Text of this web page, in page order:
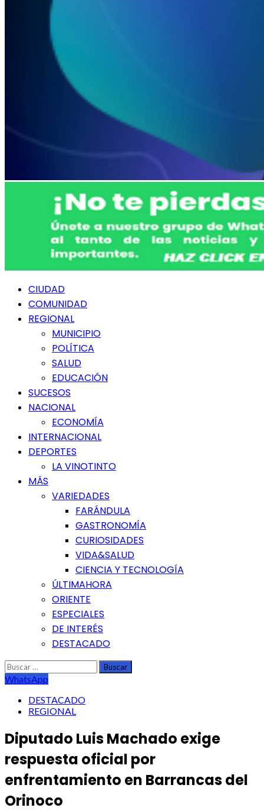
Menú
principal
CIUDAD
COMUNIDAD
REGIONAL
MUNICIPIO
POLÍTICA
SALUD
EDUCACIÓN
SUCESOS
NACIONAL
ECONOMÍA
INTERNACIONAL
DEPORTES
LA VINOTINTO
MÁS
VARIEDADES
FARÁNDULA
GASTRONOMÍA
CURIOSIDADES
VIDA&SALUD
CIENCIA Y TECNOLOGÍA
ÚLTIMAHORA
ORIENTE
ESPECIALES
DE INTERÉS
DESTACADO
Buscar:
WhatsApp
DESTACADO
REGIONAL
Diputado Luis Machado exige
respuesta oficial por
enfrentamiento en Barrancas del
Orinoco